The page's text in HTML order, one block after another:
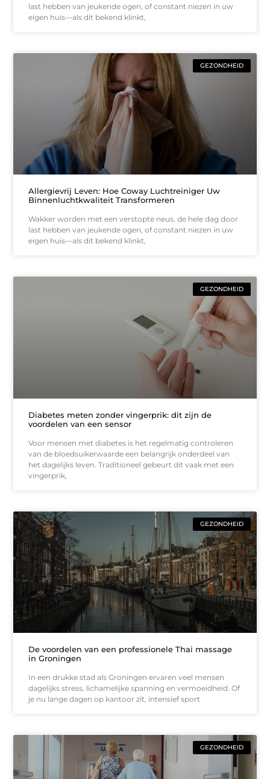
last hebben van jeukende ogen, of constant niezen in uw
eigen huis—als dit bekend klinkt,
GEZONDHEID
Allergievrij Leven: Hoe Coway Luchtreiniger Uw
Binnenluchtkwaliteit Transformeren
Wakker worden met een verstopte neus, de hele dag door
last hebben van jeukende ogen, of constant niezen in uw
eigen huis—als dit bekend klinkt,
GEZONDHEID
Diabetes meten zonder vingerprik: dit zijn de
voordelen van een sensor
Voor mensen met diabetes is het regelmatig controleren
van de bloedsuikerwaarde een belangrijk onderdeel van
het dagelijks leven. Traditioneel gebeurt dit vaak met een
vingerprik,
GEZONDHEID
De voordelen van een professionele Thai massage
in Groningen
In een drukke stad als Groningen ervaren veel mensen
dagelijks stress, lichamelijke spanning en vermoeidheid. Of
je nu lange dagen op kantoor zit, intensief sport
GEZONDHEID